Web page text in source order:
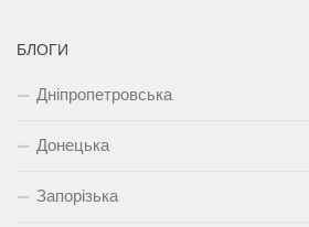
БЛОГИ
Дніпропетровська
Донецька
Запорізька